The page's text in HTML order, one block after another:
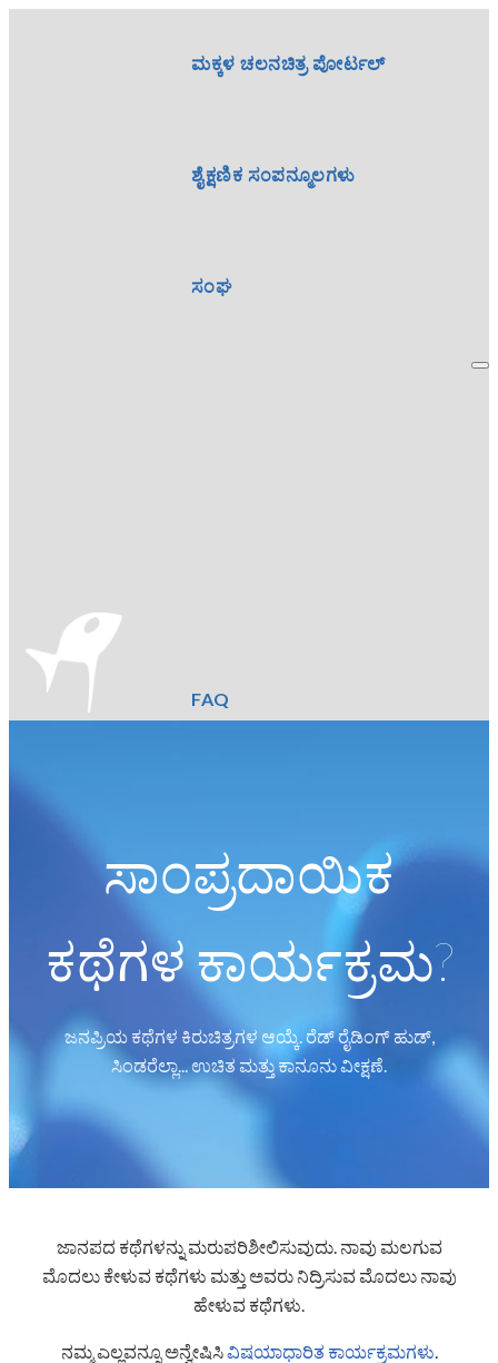
ಮಕ್ಕಳ ಚಲನಚಿತ್ರ ಪೋರ್ಟಲ್
ಶೈಕ್ಷಣಿಕ ಸಂಪನ್ಮೂಲಗಳು
ಸಂಘ
FAQ
ಸಾಂಪ್ರದಾಯಿಕ
ಕಥೆಗಳ ಕಾರ್ಯಕ್ರಮ?
ಜನಪ್ರಿಯ ಕಥೆಗಳ ಕಿರುಚಿತ್ರಗಳ ಆಯ್ಕೆ. ರೆಡ್ ರೈಡಿಂಗ್ ಹುಡ್,
ಸಿಂಡರೆಲ್ಲಾ... ಉಚಿತ ಮತ್ತು ಕಾನೂನು ವೀಕ್ಷಣೆ.
ಜಾನಪದ ಕಥೆಗಳನ್ನು ಮರುಪರಿಶೀಲಿಸುವುದು. ನಾವು ಮಲಗುವ
ಮೊದಲು ಕೇಳುವ ಕಥೆಗಳು ಮತ್ತು ಅವರು ನಿದ್ರಿಸುವ ಮೊದಲು ನಾವು
ಹೇಳುವ ಕಥೆಗಳು.
ನಮ್ಮ ಎಲ್ಲವನ್ನೂ ಅನ್ವೇಷಿಸಿವಿಷಯಾಧಾರಿತ ಕಾರ್ಯಕ್ರಮಗಳು.